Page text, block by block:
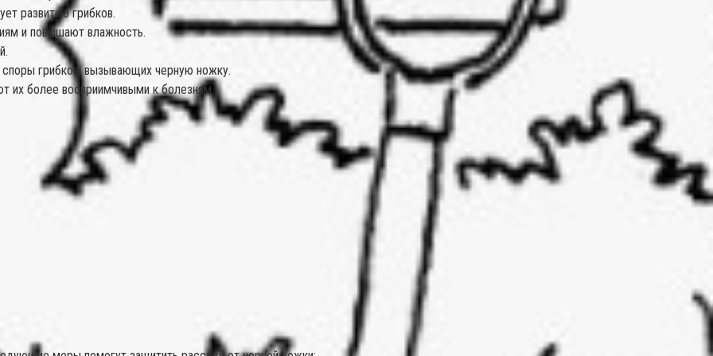
развитию грибков.
и повышают влажность.
грибков, вызывающих черную ножку.
их более восприимчивыми к болезням.